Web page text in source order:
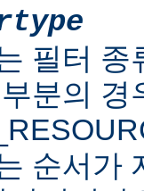
필터
분의 경
순서가